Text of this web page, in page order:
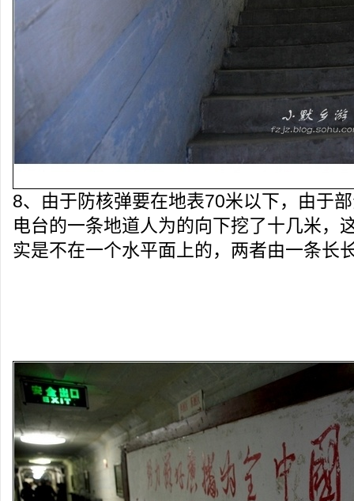
8、由于防核弹要在地表70米以下，由于
电台的一条地道人为的向下挖了十几米，
实是不在一个水平面上的，两者由一条长